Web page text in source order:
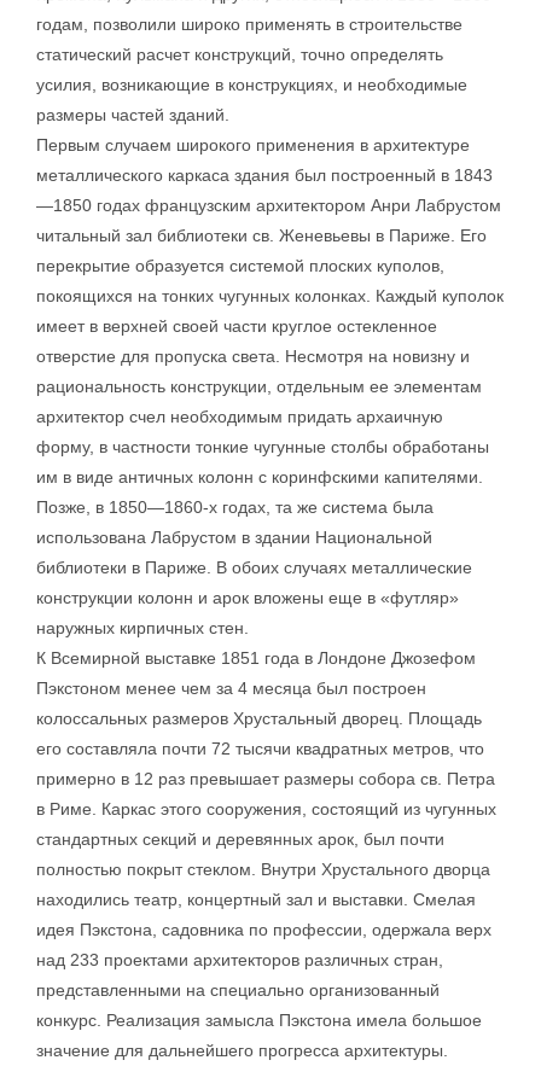
годам, позволили широко применять в строительстве
статический расчет конструкций, точно определять
усилия, возникающие в конструкциях, и необходимые
размеры частей зданий.
Первым случаем широкого применения в архитектуре
металлического каркаса здания был построенный в 1843
—1850 годах французским архитектором Анри Лабрустом
читальный зал библиотеки св. Женевьевы в Париже. Его
перекрытие образуется системой плоских куполов,
покоящихся на тонких чугунных колонках. Каждый куполок
имеет в верхней своей части круглое остекленное
отверстие для пропуска света. Несмотря на новизну и
рациональность конструкции, отдельным ее элементам
архитектор счел необходимым придать архаичную
форму, в частности тонкие чугунные столбы обработаны
им в виде античных колонн с коринфскими капителями.
Позже, в 1850—1860-х годах, та же система была
использована Лабрустом в здании Национальной
библиотеки в Париже. В обоих случаях металлические
конструкции колонн и арок вложены еще в «футляр»
наружных кирпичных стен.
К Всемирной выставке 1851 года в Лондоне Джозефом
Пэкстоном менее чем за 4 месяца был построен
колоссальных размеров Хрустальный дворец. Площадь
его составляла почти 72 тысячи квадратных метров, что
примерно в 12 раз превышает размеры собора св. Петра
в Риме. Каркас этого сооружения, состоящий из чугунных
стандартных секций и деревянных арок, был почти
полностью покрыт стеклом. Внутри Хрустального дворца
находились театр, концертный зал и выставки. Смелая
идея Пэкстона, садовника по профессии, одержала верх
над 233 проектами архитекторов различных стран,
представленными на специально организованный
конкурс. Реализация замысла Пэкстона имела большое
значение для дальнейшего прогресса архитектуры.